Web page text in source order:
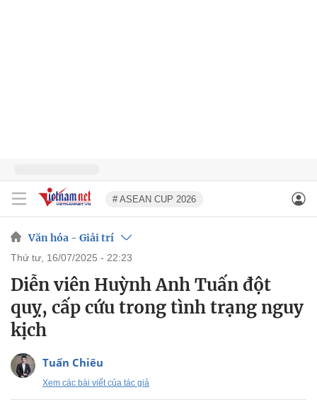
# ASEAN CUP 2026
Văn hóa - Giải trí
thứ tư, 16/07/2025 - 22:23
Diễn viên Huỳnh Anh Tuấn đột
quỵ, cấp cứu trong tình trạng nguy
kịch
Tuấn Chiêu
Xem các bài viết của tác giả